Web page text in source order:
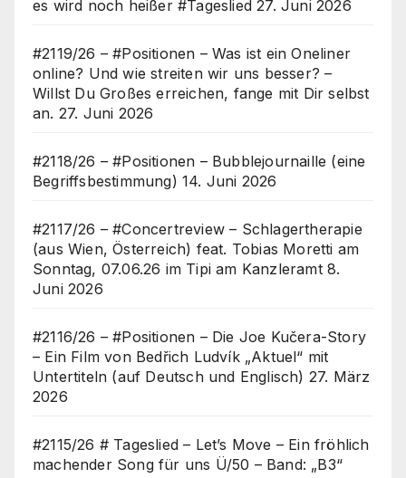
es wird noch heißer #Tageslied 27. Juni 2026
#2119/26 – #Positionen – Was ist ein Oneliner
online? Und wie streiten wir uns besser? –
Willst Du Großes erreichen, fange mit Dir selbst
an. 27. Juni 2026
#2118/26 – #Positionen – Bubblejournaille (eine
Begriffsbestimmung) 14. Juni 2026
#2117/26 – #Concertreview – Schlagertherapie
(aus Wien, Österreich) feat. Tobias Moretti am
Sonntag, 07.06.26 im Tipi am Kanzleramt 8.
Juni 2026
#2116/26 – #Positionen – Die Joe Kučera-Story
– Ein Film von Bedřich Ludvík „Aktuel“ mit
Untertiteln (auf Deutsch und Englisch) 27. März
2026
#2115/26 # Tageslied – Let’s Move – Ein fröhlich
machender Song für uns Ü/50 – Band: „B3“